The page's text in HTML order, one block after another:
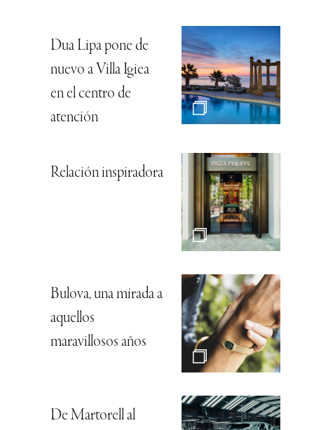
Dua Lipa pone de
nuevo a Villa Igiea
en el centro de
atención
Relación inspiradora
Bulova, una mirada a
aquellos
maravillosos años
De Martorell al